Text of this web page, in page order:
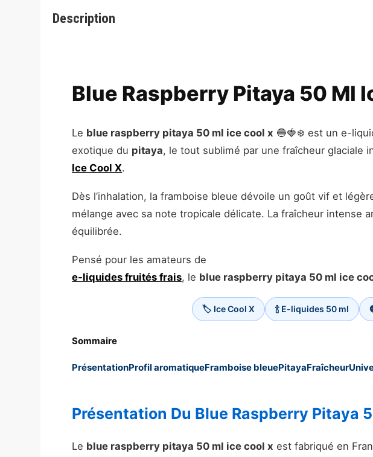
Description
Blue Raspberry Pitaya 50 Ml
Le blue raspberry pitaya 50 ml ice cool x 🔵🍓❄️ est un e-
exotique du pitaya, le tout sublimé par une fraîcheur glaciale
Ice Cool X.
Dès l’inhalation, la framboise bleue dévoile un goût vif et
mélange avec sa note tropicale délicate. La fraîcheur
équilibrée.
Pensé pour les amateurs de
e-liquides fruités frais, le blue raspberry pitaya 50 ml ice
🏷️ Ice Cool X 🍾 E-liquides 50 ml
Sommaire
PrésentationProfil aromatiqueFramboise bleuePitayaFraîcheur
Présentation Du Blue Raspberry Pitaya
Le blue raspberry pitaya 50 ml ice cool x est fabriqué en